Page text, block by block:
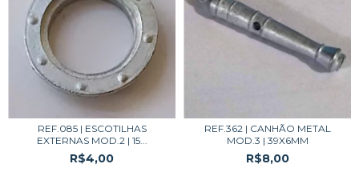
REF.085 | ESCOTILHAS
EXTERNAS MOD.2 | 15...
R$4,00
REF.362 | CANHÃO METAL
MOD.3 | 39X6MM
R$8,00